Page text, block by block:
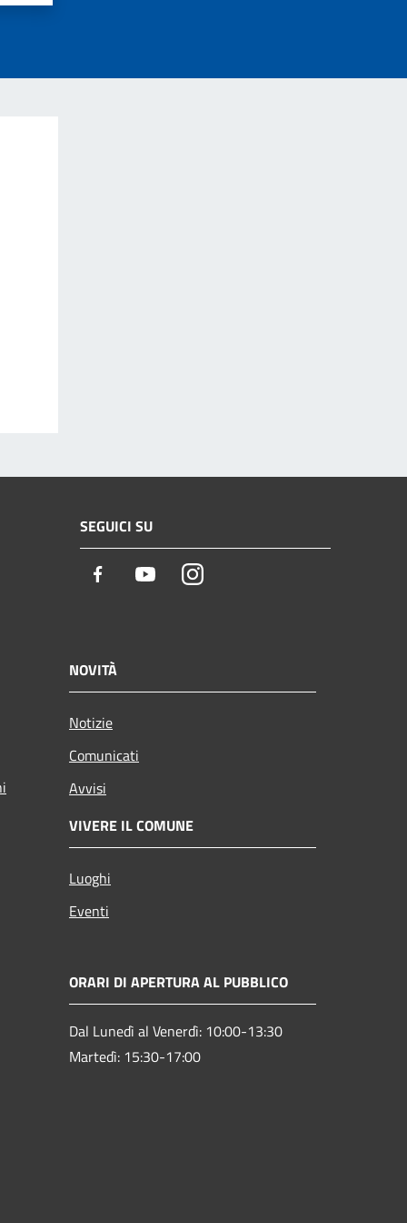
SEGUICI SU
Facebook YoutubeInstagram
NOVITÀ
Notizie
Comunicati
Avvisi
VIVERE IL COMUNE
Luoghi
Eventi
ORARI DI APERTURA AL PUBBLICO
Dal Lunedì al Venerdì: 10:00-13:30
Martedì: 15:30-17:00